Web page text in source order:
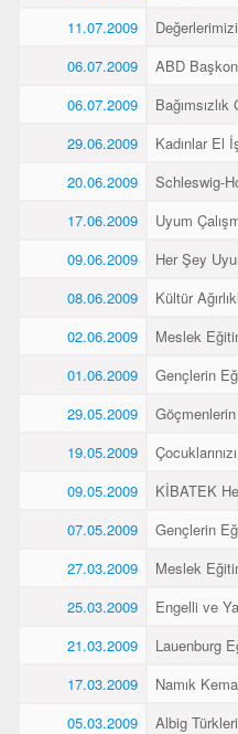
11.07.2009
06.07.2009
ABD
06.07.2009
29.06.2009
Kadınlar El
20.06.2009
Schleswig-
17.06.2009
Uyum
09.06.2009
Her Şey
08.06.2009
Kültür
02.06.2009
Meslek
01.06.2009
Gençlerin
29.05.2009
Göçmenlerin
19.05.2009
09.05.2009
KİBATEK
07.05.2009
Gençlerin
27.03.2009
Meslek
25.03.2009
Engelli ve
21.03.2009
Lauenburg
17.03.2009
Namık
05.03.2009
Albig